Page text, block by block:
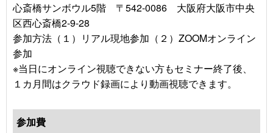
心斎橋サンボウル5階 〒542-0086 大阪府大阪市中央
区西心斎橋2-9-28
参加方法（１）リアル現地参加（２）ZOOMオンライン
参加
※当日にオンライン視聴できない方もセミナー終了後、
１カ月間はクラウド録画により動画視聴できます。
参加費